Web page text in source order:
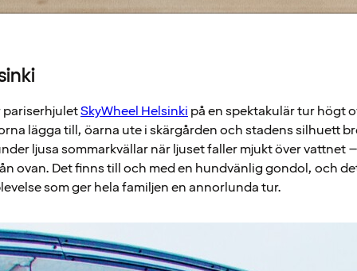
pariserhjuletSkyWheel Helsinki på en spektakulär tur högt
lägga till, öarna ute i skärgården och stadens silhuett
ljusa sommarkvällar när ljuset faller mjukt över vattnet
ovan. Det finns till och med en hundvänlig gondol, och
som ger hela familjen en annorlunda tur.